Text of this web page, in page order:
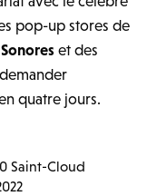
pop-up stores de
et des
quatre jours.
Saint-Cloud